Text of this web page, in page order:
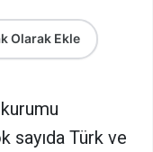
Olarak Ekle
sayıda Türk ve